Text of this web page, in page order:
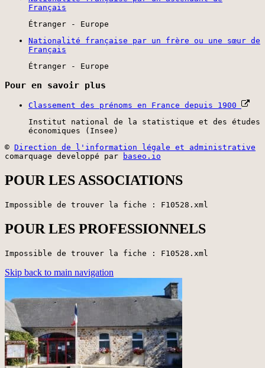
Français
Étranger - Europe
Nationalité française par un frère ou une sœur de
Français
Étranger - Europe
Pour en savoir plus
Classement des prénoms en France depuis 1900
Institut national de la statistique et des études
économiques (Insee)
© Direction de l'information légale et administrative
comarquage developpé par
baseo.io
POUR LES ASSOCIATIONS
Impossible de trouver la fiche : F10528.xml
POUR LES PROFESSIONNELS
Impossible de trouver la fiche : F10528.xml
Skip back to main navigation